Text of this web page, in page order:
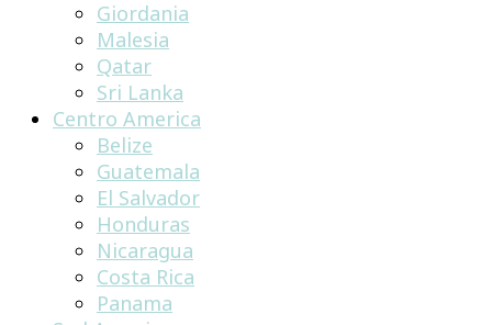
Giordania
Malesia
Qatar
Sri Lanka
Centro America
Belize
Guatemala
El Salvador
Honduras
Nicaragua
Costa Rica
Panama